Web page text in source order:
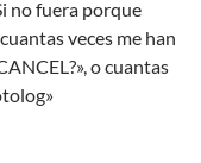
no fuera porque
veces me han
o cuantas